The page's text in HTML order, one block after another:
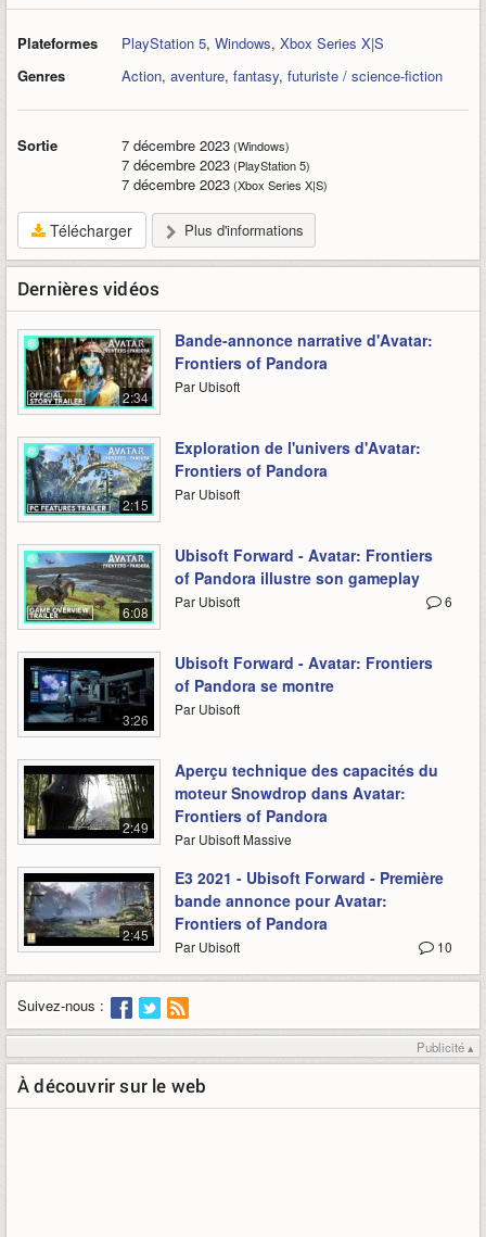
Plateformes PlayStation 5, Windows, Xbox Series X|S
Genres
Action, aventure, fantasy, futuriste / science-fiction
Sortie 7 décembre 2023(Windows)
7 décembre 2023(PlayStation 5)
7 décembre 2023(Xbox Series X|S)
Télécharger Plus d'informations
Dernières vidéos
2:34
Bande-annonce narrative d'Avatar:
Frontiers of Pandora
Par Ubisoft
2:15
Exploration de l'univers d'Avatar:
Frontiers of Pandora
Par Ubisoft
6:08
Ubisoft Forward - Avatar: Frontiers
of Pandora illustre son gameplay
6
Par Ubisoft
3:26
Ubisoft Forward - Avatar: Frontiers
of Pandora se montre
Par Ubisoft
2:49
Aperçu technique des capacités du
moteur Snowdrop dans Avatar:
Frontiers of Pandora
Par Ubisoft Massive
2:45
E3 2021 - Ubisoft Forward - Première
bande annonce pour Avatar:
Frontiers of Pandora
10
Par Ubisoft
Suivez-nous :
Publicité ▴
À découvrir sur le web